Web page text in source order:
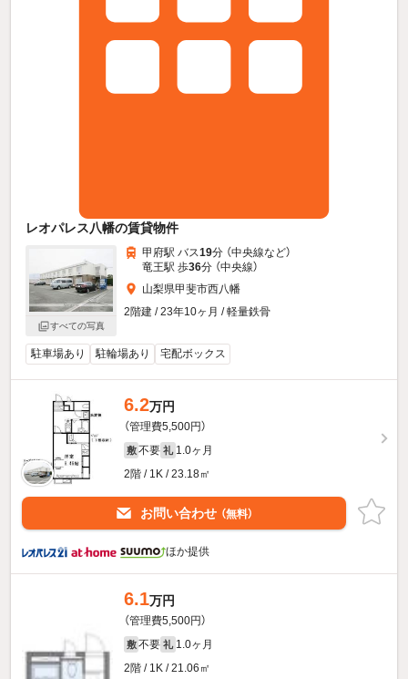
レオパレス八幡の賃貸物件
すべての写真
甲府駅 バス19分 （中央線など）
竜王駅 歩36分 （中央線）
山梨県甲斐市西八幡
2階建 / 23年10ヶ月 / 軽量鉄骨
駐車場あり 駐輪場あり 宅配ボックス
6.2万円
（管理費5,500円）
敷 不要 礼 1.0ヶ月
2階 / 1K / 23.18㎡
お問い合わせ （無料）
ほか提供
6.1万円
（管理費5,500円）
敷 不要 礼 1.0ヶ月
2階 / 1K / 21.06㎡